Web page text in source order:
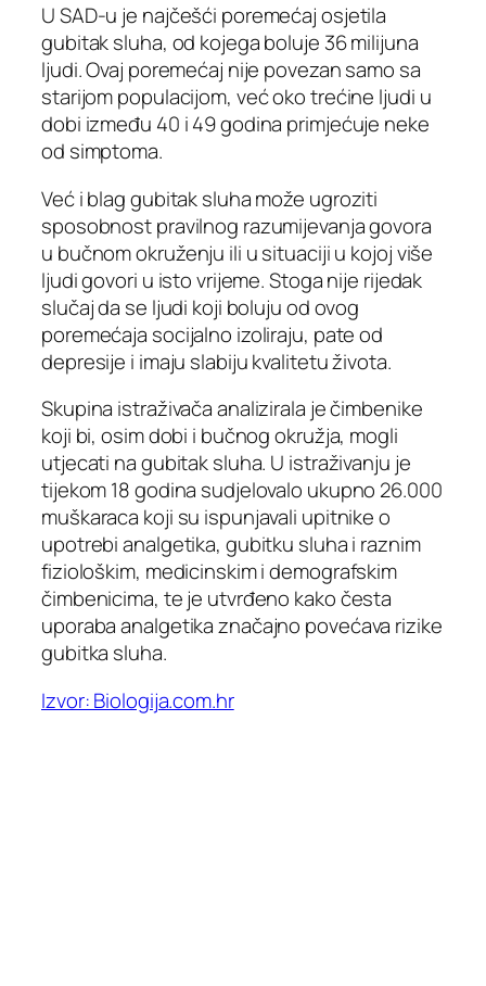
U SAD-u je najčešći poremećaj osjetila
gubitak sluha, od kojega boluje 36 milijuna
ljudi. Ovaj poremećaj nije povezan samo sa
starijom populacijom, već oko trećine ljudi u
dobi između 40 i 49 godina primjećuje neke
od simptoma.
Već i blag gubitak sluha može ugroziti
sposobnost pravilnog razumijevanja govora
u bučnom okruženju ili u situaciji u kojoj više
ljudi govori u isto vrijeme. Stoga nije rijedak
slučaj da se ljudi koji boluju od ovog
poremećaja socijalno izoliraju, pate od
depresije i imaju slabiju kvalitetu života.
Skupina istraživača analizirala je čimbenike
koji bi, osim dobi i bučnog okružja, mogli
utjecati na gubitak sluha. U istraživanju je
tijekom 18 godina sudjelovalo ukupno 26.000
muškaraca koji su ispunjavali upitnike o
upotrebi analgetika, gubitku sluha i raznim
fiziološkim, medicinskim i demografskim
čimbenicima, te je utvrđeno kako česta
uporaba analgetika značajno povećava rizike
gubitka sluha.
Izvor: Biologija.com.hr